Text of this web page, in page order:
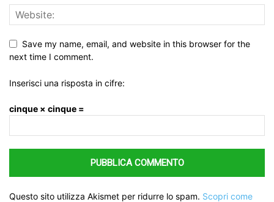
Save my name, email, and website in this browser for the
next time I comment.
Inserisci una risposta in cifre:
cinque × cinque =
Questo sito utilizza Akismet per ridurre lo spam. Scopri come